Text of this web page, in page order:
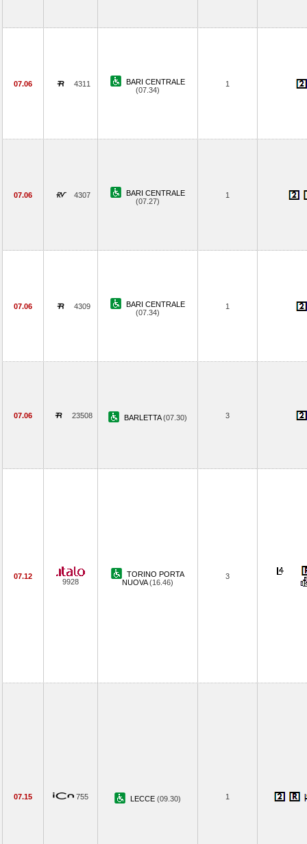
07.06 4311
BARI CENTRALE
(07.34)
1
07.06 4307
BARI CENTRALE
(07.27)
1
07.06 4309
BARI CENTRALE
(07.34)
1
07.06 23508 BARLETTA(07.30) 3
07.12
9928
TORINO PORTA
NUOVA(16.46)
3
07.15 755 LECCE (09.30) 1